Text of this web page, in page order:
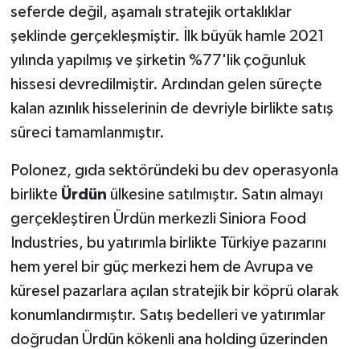
seferde değil, aşamalı stratejik ortaklıklar
şeklinde gerçekleşmiştir. İlk büyük hamle 2021
yılında yapılmış ve şirketin %77'lik çoğunluk
hissesi devredilmiştir. Ardından gelen süreçte
kalan azınlık hisselerinin de devriyle birlikte satış
süreci tamamlanmıştır.
Polonez, gıda sektöründeki bu dev operasyonla
birlikte Ürdün ülkesine satılmıştır. Satın almayı
gerçekleştiren Ürdün merkezli Siniora Food
Industries, bu yatırımla birlikte Türkiye pazarını
hem yerel bir güç merkezi hem de Avrupa ve
küresel pazarlara açılan stratejik bir köprü olarak
konumlandırmıştır. Satış bedelleri ve yatırımlar
doğrudan Ürdün kökenli ana holding üzerinden